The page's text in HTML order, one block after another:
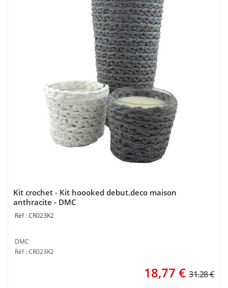
Kit crochet - Kit hoooked debut.deco maison
anthracite - DMC
CR023K2
DMC
Réf : CR023K2
18,77 € 31.28 €